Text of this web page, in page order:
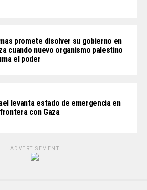
promete disolver su gobierno en
cuando nuevo organismo palestino
el poder
levanta estado de emergencia en
con Gaza
ADVERTISEMENT